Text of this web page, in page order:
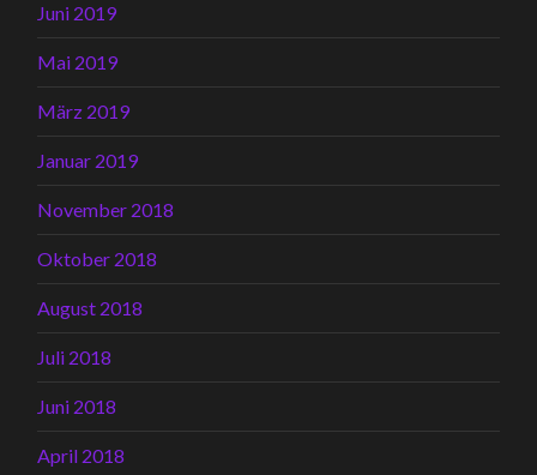
Juni 2019
Mai 2019
März 2019
Januar 2019
November 2018
Oktober 2018
August 2018
Juli 2018
Juni 2018
April 2018